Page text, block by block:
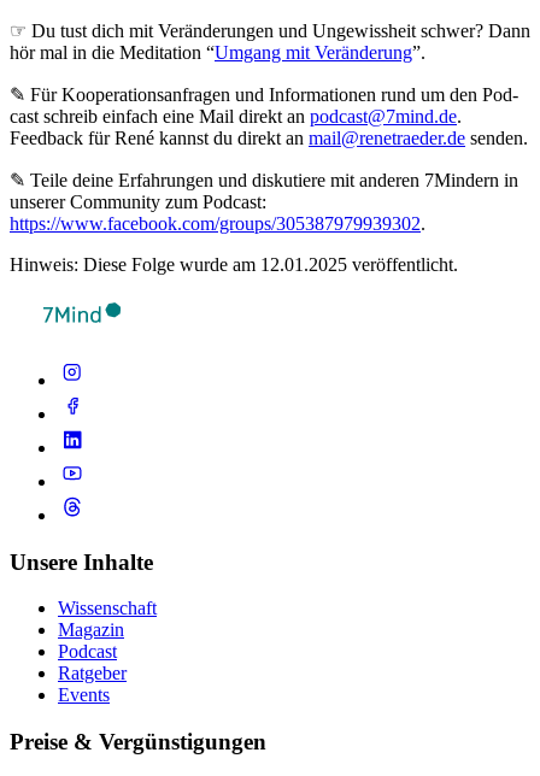
☞ Du tust dich mit Veränderungen und Ungewissheit schwer? Dann
hör mal in die Meditation “Umgang mit Veränderung”.
✎ Für Koope­ra­ti­ons­an­fra­gen und Infor­ma­tio­nen rund um den Pod­
cast schreib ein­fach eine Mail direkt an podcast@7mind.de.
Feedback für René kannst du direkt an mail@renetraeder.de senden.
✎ Teile deine Erfahrungen und diskutiere mit anderen 7Mindern in
unserer Community zum Podcast:
https://www.facebook.com/groups/305387979939302.
Hinweis: Diese Folge wurde am 12.01.2025 veröffentlicht.
Unsere Inhalte
Wissenschaft
Magazin
Podcast
Ratgeber
Events
Preise & Vergünstigungen